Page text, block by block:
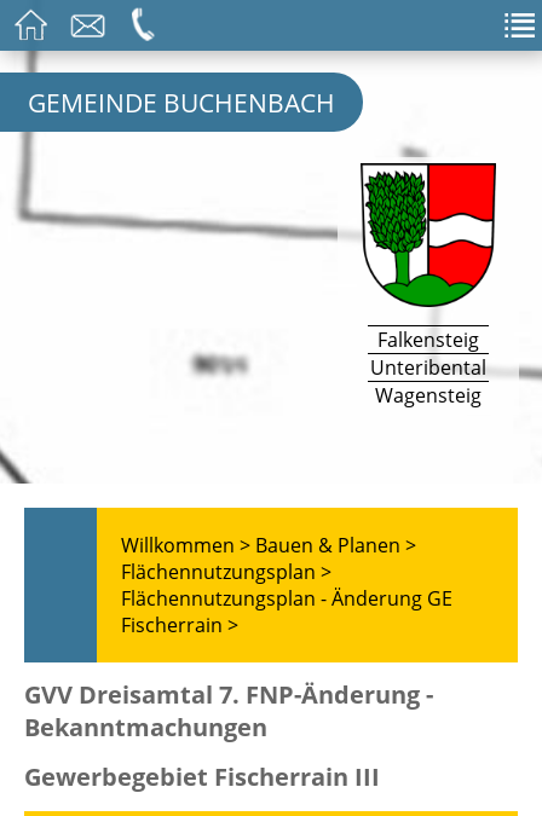
GEMEINDE BUCHENBACH
Falkensteig
Unteribental
Wagensteig
Willkommen > Bauen & Planen >
Flächennutzungsplan >
Flächennutzungsplan - Änderung GE
Fischerrain >
GVV Dreisamtal 7. FNP-Änderung -
Bekanntmachungen
Gewerbegebiet Fischerrain III